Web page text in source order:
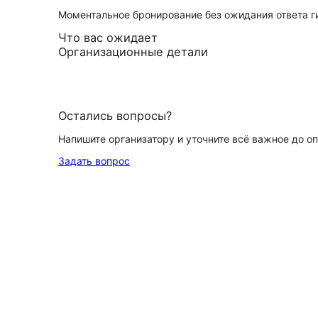
Моментальное бронирование без ожидания ответа
Что вас ожидает
Организационные детали
Остались вопросы?
Напишите организатору и уточните всё важное до
Задать вопрос